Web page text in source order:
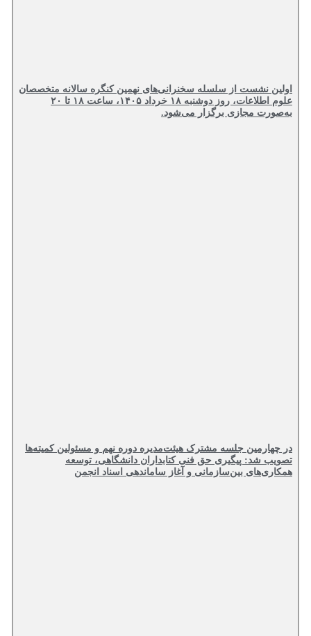
اولین نشست از سلسله سخنرانی‌های نهمین کنگره سالانه متخصصان
علوم اطلاعات، روز دوشنبه ۱۸ خرداد ۱۴۰۵، ساعت ۱۸ تا ۲۰
به‌صورت مجازی برگزار می‌شود.
در چهارمین جلسه مشترک هیئت‌مدیره دوره نهم و مسئولین کمیته‌ها
تصویب شد: پیگیری حق فنی کتابداران دانشگاهی، توسعه
همکاری‌های بین‌سازمانی و آغاز ساماندهی اسناد انجمن